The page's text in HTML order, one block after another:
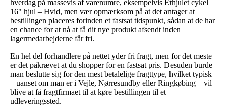
hverdag på massevis af varenumre, eksempelvis Ethjulet cykel
16" hjul – Hvid, men vær opmærksom på at det antager at
bestillingen placeres forinden et fastsat tidspunkt, sådan at de har
en chance for at nå at få dit nye produkt afsendt inden
lagermedarbejderne får fri.
En hel del forhandlere på nettet yder fri fragt, men for det meste
er det påkrævet at du shopper for en fastsat pris. Desuden burde
man beslutte sig for den mest betalelige fragttype, hvilket typisk
– uanset om man er i Vejle, Nørresundby eller Ringkøbing – vil
blive at få fragtfirmaet til at køre bestillingen til et
udleveringssted.